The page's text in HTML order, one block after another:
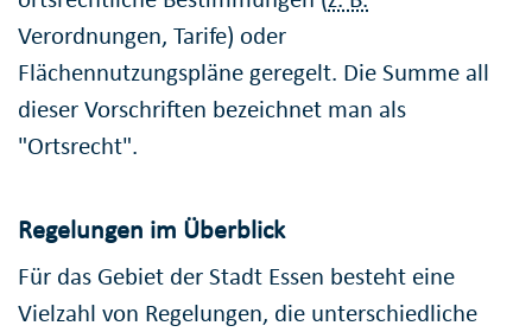
Verordnungen, Tarife) oder
Flächennutzungspläne geregelt. Die Summe all
dieser Vorschriften bezeichnet man als
"Ortsrecht".
Regelungen im Überblick
Für das Gebiet der Stadt Essen besteht eine
Vielzahl von Regelungen, die unterschiedliche